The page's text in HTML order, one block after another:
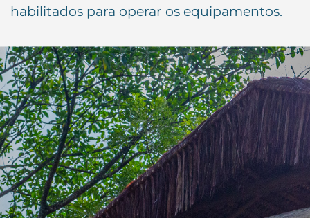
habilitados para operar os equipamentos.